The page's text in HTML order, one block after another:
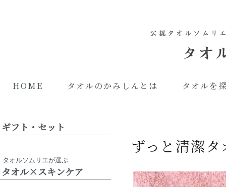
HOME タオルのかみしんとは タオルを
ずっと清潔
ギフト・セット
タオルソムリエが選ぶ
タオル×スキンケア